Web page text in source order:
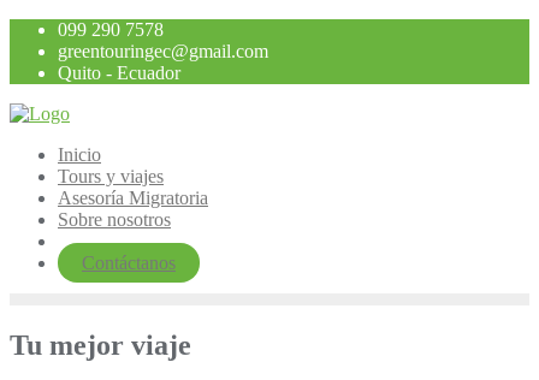
Saltar
contenido
099 290 7578
greentouringec@gmail.com
Quito - Ecuador
Inicio
Tours y viajes
Asesoría Migratoria
Sobre nosotros
Contáctanos
Tu mejor viaje